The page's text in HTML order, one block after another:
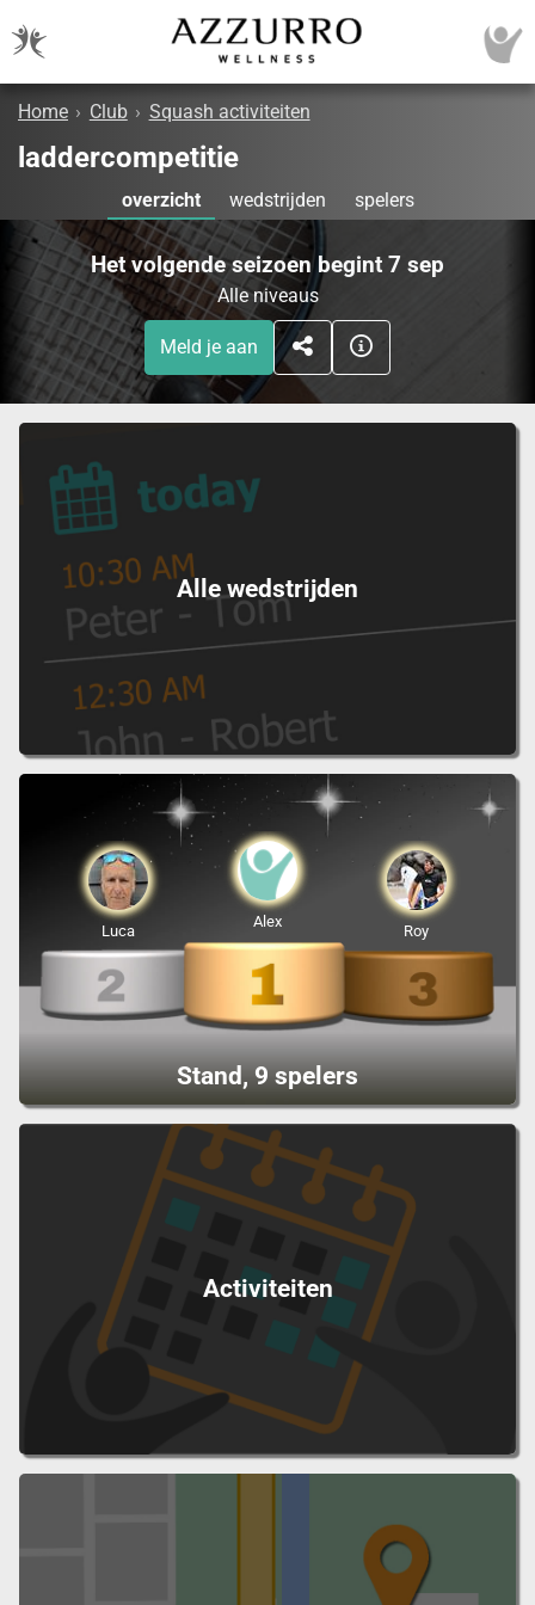
Home › Club › Squash activiteiten
laddercompetitie
overzicht wedstrijden spelers
Het volgende seizoen begint 7 sep
Alle niveaus
Meld je aan
Alle wedstrijden
Stand, 9 spelers
Alex
Luca Roy
Activiteiten